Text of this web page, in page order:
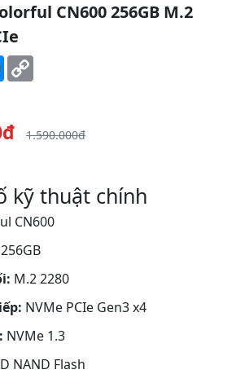
CN600 256GB M.2
Messenger
1.590.000đ
kỹ thuật chính
CN600
256GB
M.2 2280
NVMe PCIe Gen3 x4
NVMe 1.3
NAND Flash